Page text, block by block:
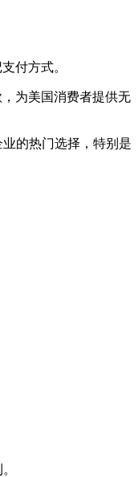
付方式。
为美国消费者提供无
的热门选择，特别是